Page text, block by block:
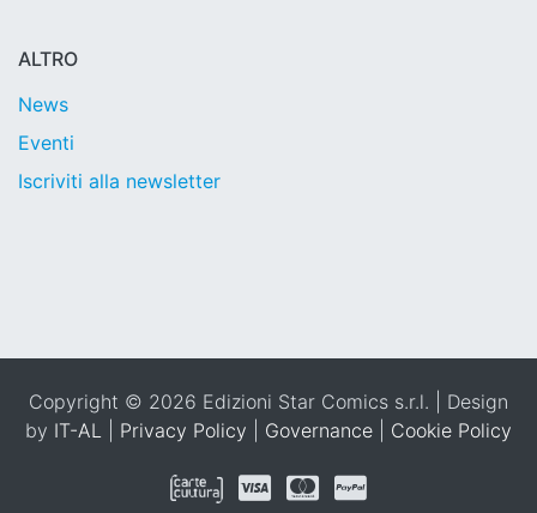
ALTRO
News
Eventi
Iscriviti alla newsletter
Copyright © 2026 Edizioni Star Comics s.r.l. | Design
by IT-AL Privacy Policy Governance Cookie Policy